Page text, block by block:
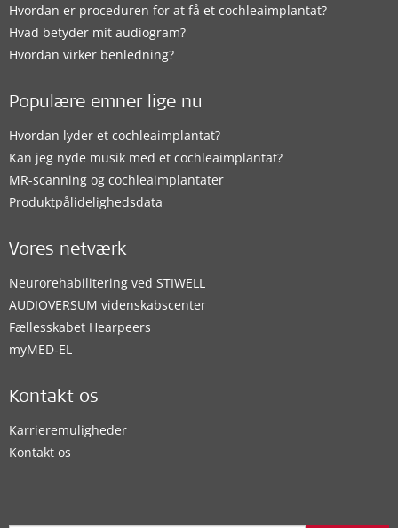
Hvordan er proceduren for at få et cochleaimplantat?
Hvad betyder mit audiogram?
Hvordan virker benledning?
Populære emner lige nu
Hvordan lyder et cochleaimplantat?
Kan jeg nyde musik med et cochleaimplantat?
MR-scanning og cochleaimplantater
Produktpålidelighedsdata
Vores netværk
Neurorehabilitering ved STIWELL
AUDIOVERSUM videnskabscenter
Fællesskabet Hearpeers
myMED‑EL
Kontakt os
Karrieremuligheder
Kontakt os